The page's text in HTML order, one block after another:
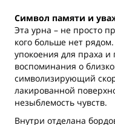
Символ памяти и
Эта урна – не просто
кого больше нет
упокоения для праха и
воспоминания о
символизирующий
лакированной
незыблемость чувств.
Внутри отделана